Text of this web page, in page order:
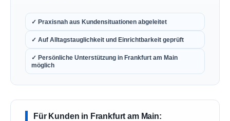
✓ Praxisnah aus Kundensituationen abgeleitet
✓ Auf Alltagstauglichkeit und Einrichtbarkeit geprüft
✓ Persönliche Unterstützung in Frankfurt am Main
möglich
Für Kunden in Frankfurt am Main: